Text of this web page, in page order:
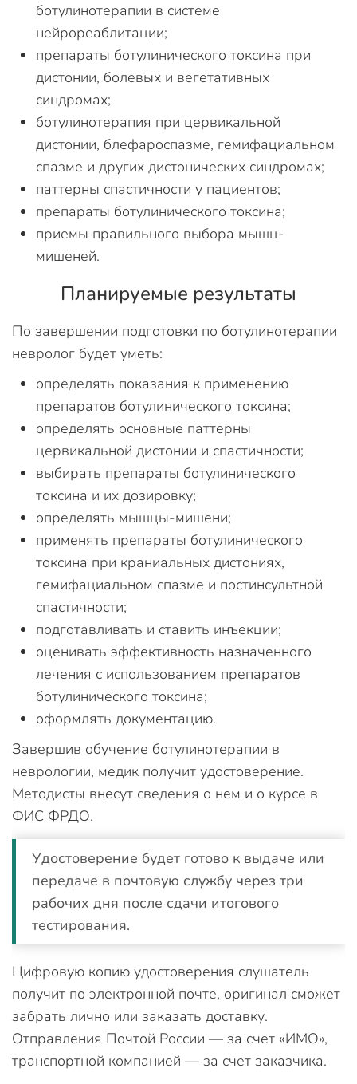
ботулинотерапии в системе
нейрореаблитации;
препараты ботулинического токсина при
дистонии, болевых и вегетативных
синдромах;
ботулинотерапия при цервикальной
дистонии, блефароспазме, гемифациальном
спазме и других дистонических синдромах;
паттерны спастичности у пациентов;
препараты ботулинического токсина;
приемы правильного выбора мышц-
мишеней.
Планируемые результаты
По завершении подготовки по ботулинотерапии
невролог будет уметь:
определять показания к применению
препаратов ботулинического токсина;
определять основные паттерны
цервикальной дистонии и спастичности;
выбирать препараты ботулинического
токсина и их дозировку;
определять мышцы-мишени;
применять препараты ботулинического
токсина при краниальных дистониях,
гемифациальном спазме и постинсультной
спастичности;
подготавливать и ставить инъекции;
оценивать эффективность назначенного
лечения с использованием препаратов
ботулинического токсина;
оформлять документацию.
Завершив обучение ботулинотерапии в
неврологии, медик получит удостоверение.
Методисты внесут сведения о нем и о курсе в
ФИС ФРДО.
Удостоверение будет готово к выдаче или
передаче в почтовую службу через три
рабочих дня после сдачи итогового
тестирования.
Цифровую копию удостоверения слушатель
получит по электронной почте, оригинал сможет
забрать лично или заказать доставку.
Отправления Почтой России — за счет «ИМО»,
транспортной компанией — за счет заказчика.